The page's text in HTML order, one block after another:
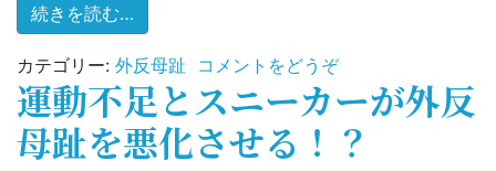
続きを読む…
カテゴリー: 外反母趾 コメントをどうぞ(な
日
運動不足とスニーカーが外反
母趾を悪化させる！？